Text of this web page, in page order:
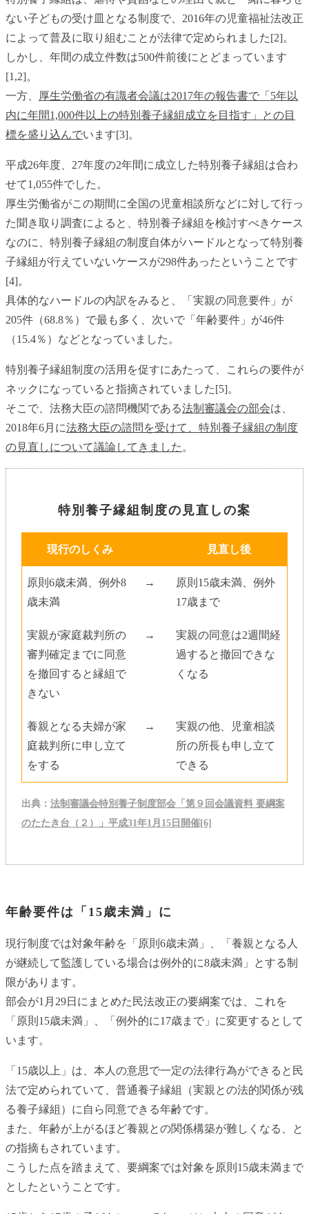
ない子どもの受け皿となる制度で、2016年の児童福祉法改正
によって普及に取り組むことが法律で定められました[2]。
しかし、年間の成立件数は500件前後にとどまっています
[1,2]。
一方、
厚生労働省の有識者会議は2017年の報告書で「5年以
内に年間1,000件以上の特別養子縁組成立を目指す」との目
標を盛り込んでいます[3]。
平成26年度、27年度の2年間に成立した特別養子縁組は合わ
せて1,055件でした。
厚生労働省がこの期間に全国の児童相談所などに対して行っ
た聞き取り調査によると、特別養子縁組を検討すべきケース
なのに、特別養子縁組の制度自体がハードルとなって特別養
子縁組が行えていないケースが298件あったということです
[4]。
具体的なハードルの内訳をみると、「実親の同意要件」が
205件（68.8％）で最も多く、次いで「年齢要件」が46件
（15.4％）などとなっていました。
特別養子縁組制度の活用を促すにあたって、これらの要件が
ネックになっていると指摘されていました[5]。
そこで、法務大臣の諮問機関である法制審議会の部会は、
2018年6月に法務大臣の諮問を受けて、特別養子縁組の制度
の見直しについて議論してきました 。
特別養子縁組制度の見直しの案
現行のしくみ 見直し後
原則6歳未満、例外8
歳未満
→
原則15歳未満、例外
17歳まで
実親が家庭裁判所の
審判確定までに同意
を撤回すると縁組で
きない
→
実親の同意は2週間経
過すると撤回できな
くなる
養親となる夫婦が家
庭裁判所に申し立て
をする
→
実親の他、児童相談
所の所長も申し立て
できる
出典： 法制審議会特別養子制度部会「第９回会議資料 要綱案
のたたき台（２）」平成31年1月15日開催[6]
年齢要件は「15歳未満」に
現行制度では対象年齢を「原則6歳未満」、「養親となる人
が継続して監護している場合は例外的に8歳未満」とする制
限があります。
部会が1月29日にまとめた民法改正の要綱案では、これを
「原則15歳未満」、「例外的に17歳まで」に変更するとして
います。
「15歳以上」は、本人の意思で一定の法律行為ができると民
法で定められていて、普通養子縁組（実親との法的関係が残
る養子縁組）に自ら同意できる年齢です。
また、年齢が上がるほど養親との関係構築が難しくなる、と
の指摘もされています。
こうした点を踏まえて、要綱案では対象を原則15歳未満まで
としたということです。